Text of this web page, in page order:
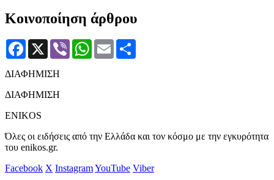
Κοινοποίηση άρθρου
Facebook
X Viber WhatsApp
Email
ΔΙΑΦΗΜΙΣΗ
ΔΙΑΦΗΜΙΣΗ
ENIKOS
Όλες οι ειδήσεις από την Ελλάδα και τον κόσμο με την εγκυρότητα
του enikos.gr.
Facebook X InstagramYouTube Viber